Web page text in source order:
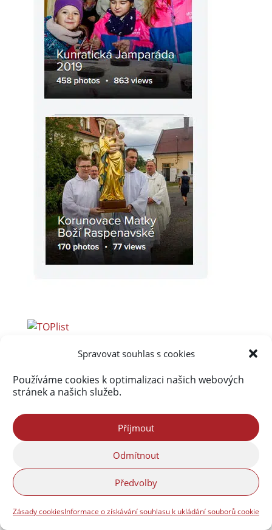
Spravovat souhlas s cookies
Používáme cookies k optimalizaci našich webových
stránek a našich služeb.
Příjmout
Odmítnout
Předvolby
Zásady cookiesInformace o získávání souhlasu k ukládání souborů cookie
Akismetzablokoval
290 016 spamů